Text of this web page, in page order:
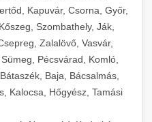
Kapuvár, Csorna, Győr,
Szombathely, Ják,
Zalalövő, Vasvár,
Pécsvárad, Komló,
Baja, Bácsalmás,
Kalocsa, Hőgyész, Tamási